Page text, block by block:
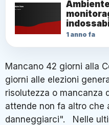
1 anno fa
Mancano 42 giorni alla
giorni alle elezioni
risolutezza o mancanza
attende non fa altro che
danneggiarci". Nelle